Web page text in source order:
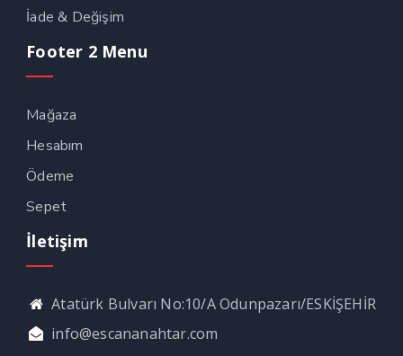
İade & Değişim
Footer 2 Menu
Mağaza
Hesabım
Ödeme
Sepet
İletişim
Atatürk Bulvarı No:10/A Odunpazarı/ESKİŞEHİR
info@escananahtar.com